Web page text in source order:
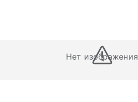
Нет изображения